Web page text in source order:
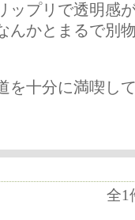
ップリで透明感
んかとまるで別
を十分に満喫し
全1